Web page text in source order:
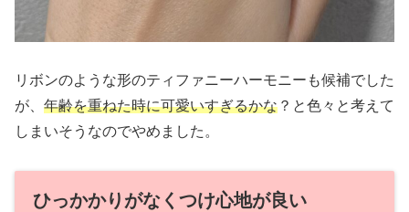
リボンのような形のティファニーハーモニーも候補でした
が、 年齢を重ねた時に可愛いすぎるかな ？と色々と考えて
しまいそうなのでやめました。
ひっかかりがなくつけ心地が良い